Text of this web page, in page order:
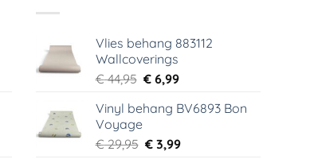
Vlies behang 883112
Wallcoverings
€44,95 Oorspronkelijke
was:
€ 6,99Huidige
is:
Vinyl behang BV6893 Bon
Voyage
€29,95 Oorspronkelijke
€ 3,99Huidige